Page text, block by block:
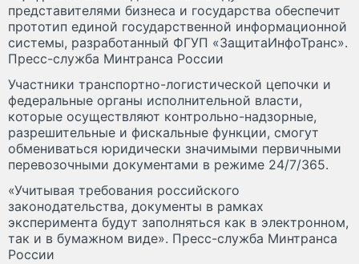
представителями бизнеса и государства обеспечит
прототип единой государственной информационной
системы, разработанный ФГУП «ЗащитаИнфоТранс».
Пресс-служба Минтранса России
Участники транспортно-логистической цепочки и
федеральные органы исполнительной власти,
которые осуществляют контрольно-надзорные,
разрешительные и фискальные функции, смогут
обмениваться юридически значимыми первичными
перевозочными документами в режиме 24/7/365.
«Учитывая требования российского
законодательства, документы в рамках
эксперимента будут заполняться как в электронном,
так и в бумажном виде». Пресс-служба Минтранса
России